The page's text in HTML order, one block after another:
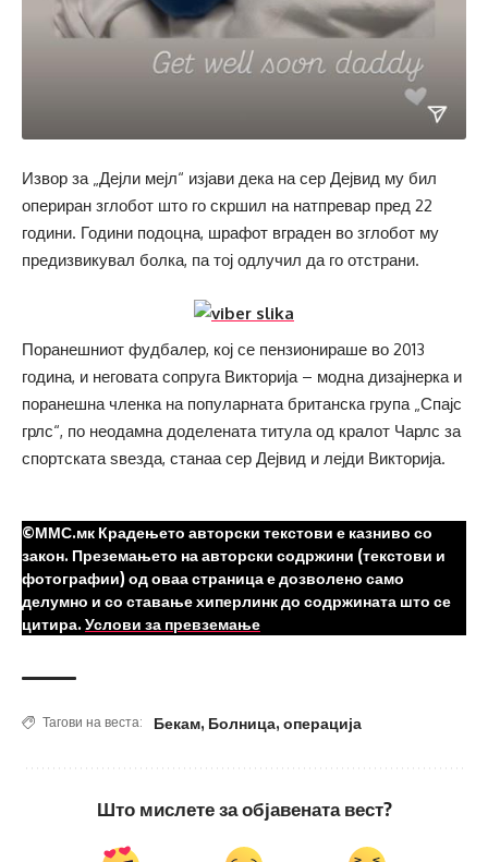
Извор за „Дејли мејл“ изјави дека на сер Дејвид му бил
опериран зглобот што го скршил на натпревар пред 22
години. Години подоцна, шрафот вграден во зглобот му
предизвикувал болка, па тој одлучил да го отстрани.
Поранешниот фудбалер, кој се пензионираше во 2013
година, и неговата сопруга Викторија – модна дизајнерка и
поранешна членка на популарната британска група „Спајс
грлс“, по неодамна доделената титула од кралот Чарлс за
спортската ѕвезда, станаа сер Дејвид и лејди Викторија.
©ММС.мк Крадењето авторски текстови е казниво со
закон. Преземањето на авторски содржини (текстови и
фотографии) од оваа страница е дозволено само
делумно и со ставање хиперлинк до содржината што се
цитира. Услови за превземање
Тагови на веста: Бекам, Болница, операција
Што мислете за објавената вест?